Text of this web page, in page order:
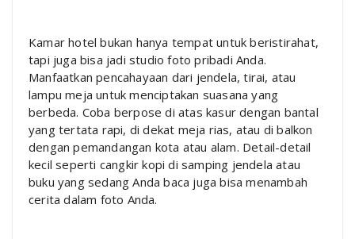
Kamar hotel bukan hanya tempat untuk beristirahat,
tapi juga bisa jadi studio foto pribadi Anda.
Manfaatkan pencahayaan dari jendela, tirai, atau
lampu meja untuk menciptakan suasana yang
berbeda. Coba berpose di atas kasur dengan bantal
yang tertata rapi, di dekat meja rias, atau di balkon
dengan pemandangan kota atau alam. Detail-detail
kecil seperti cangkir kopi di samping jendela atau
buku yang sedang Anda baca juga bisa menambah
cerita dalam foto Anda.